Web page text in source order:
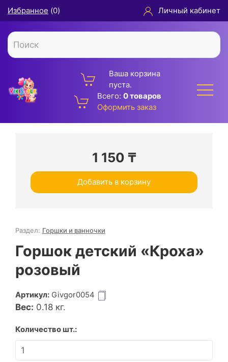
Избранное (0) Личный кабинет
Ваша корзина
пуста.
Всего: 0 товаров
Оформить заказ
1 150 ₸
Добавить в корзину
Раздел: Горшки и ванночки
Горшок детский «Кроха»
розовый
Артикул: Givgor0054
Вес: 0.18 кг.
Количество шт.: